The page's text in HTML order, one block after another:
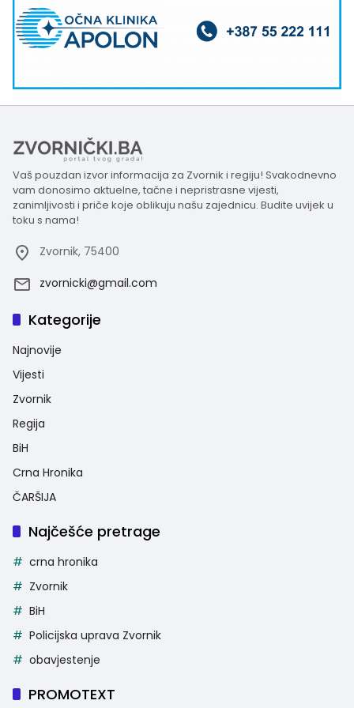
Vaš pouzdan izvor informacija za Zvornik i regiju! Svakodnevno
vam donosimo aktuelne, tačne i nepristrasne vijesti,
zanimljivosti i priče koje oblikuju našu zajednicu. Budite uvijek u
toku s nama!
Zvornik, 75400
zvornicki@gmail.com
Kategorije
Najnovije
Vijesti
Zvornik
Regija
BiH
Crna Hronika
ČARŠIJA
Najčešće pretrage
crna hronika
Zvornik
BiH
Policijska uprava Zvornik
obavjestenje
PROMOTEXT